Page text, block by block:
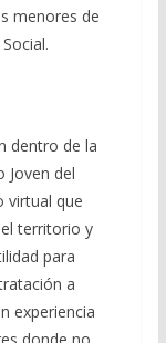
menores de
dentro de la
Joven del
virtual que
territorio y
para
a
experiencia